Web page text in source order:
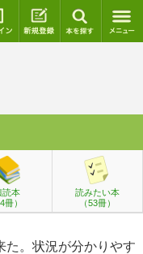
ログイン 新規登録
読本
4冊）
読みたい本
（53冊）
た。状況が分かりやす